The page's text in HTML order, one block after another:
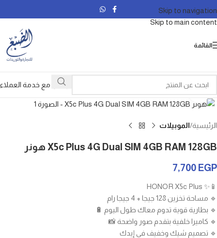
Skip to navigation
Skip to main content
القائمة
تواصل مع خدمة العملاء
الرئيسية الموبيلات
X5c Plus 4G Dual SIM 4GB RAM 128GB هونر
7,700 EGP
📱✨ HONOR X5c Plus
🔹 مساحة تخزين 128 جيجا + 4 جيجا رام
🔹 بطارية قوية تدوم معاك طول اليوم 🔋
🔹 كاميرا خلفية بتقدم صور واضحة 📸
🔹 تصميم شيك وخفيف في إيدك